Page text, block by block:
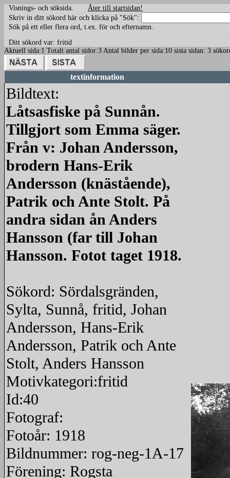
Visnings- och söksida. Åter till startsidan!
Skriv in ditt sökord här och klicka på "Sök":
Sök på ett eller flera ord, t.ex. för och efternamn.
Ditt sökord var: fritid
Aktuell sida:1 Totalt antal sidor:3 Antal bilder per sida:10 sista sidan: 3
textinformation
Bildtext:
Låtsasfiske på Sunnån.
Tillgjort som Emma säger.
Från v: Johan Andersson,
brodern Hans-Erik
Andersson (knästående),
Patrik och Ante Stolt. På
andra sidan ån Anders
Hansson (far till Johan
Hansson. Fotot taget 1918.
Sökord: Sördalsgränden,
Sylta, Sunnå, fritid, Johan
Andersson, Hans-Erik
Andersson, Patrik och Ante
Stolt, Anders Hansson
Motivkategori:fritid
Id:40
Fotograf:
Fotoår: 1918
Bildnummer: rog-neg-1A-17
Förening: Rogsta